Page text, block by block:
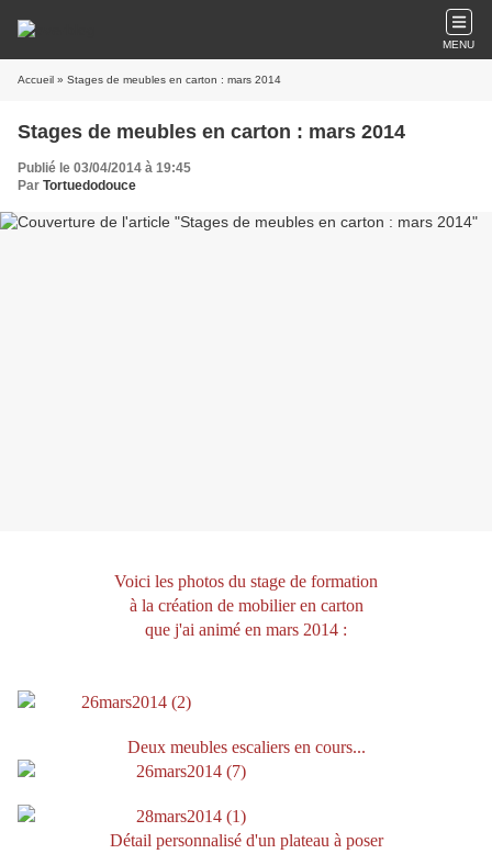
MENU
Accueil » Stages de meubles en carton : mars 2014
Stages de meubles en carton : mars 2014
Publié le 03/04/2014 à 19:45
Par Tortuedodouce
Voici les photos du stage de formation
à la création de mobilier en carton
que j'ai animé en mars 2014 :
Deux meubles escaliers en cours...
Détail personnalisé d'un plateau à poser